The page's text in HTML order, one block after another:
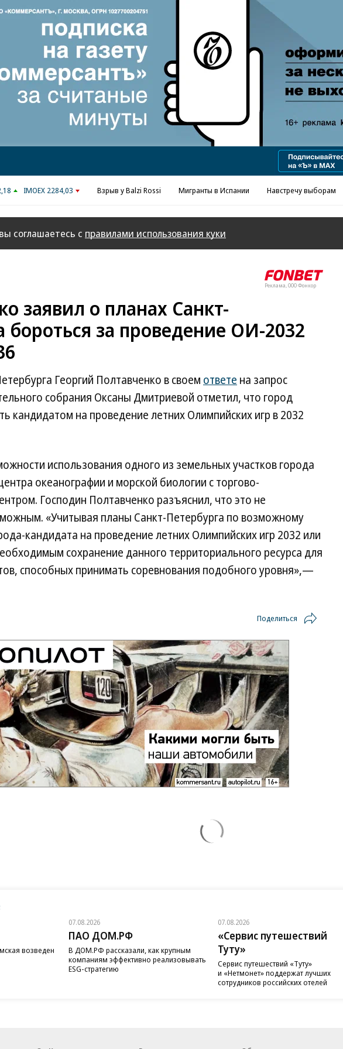
Реклама в «Ъ» www.kommersant.ru/ad
IMOEX 2284,03 Взрыв у Balzi Rossi Мигранты в Испании Навстречу выборам
соглашаетесь с правилами использования куки
Реклама, ООО Фонкор
заявил о планах Санкт-
бороться за проведение ОИ-2032
Георгий Полтавченко в своем ответе на запрос
собрания Оксаны Дмитриевой отметил, что город
кандидатом на проведение летних Олимпийских игр в 2032
использования одного из земельных участков города
океанографии и морской биологии с торгово-
Господин Полтавченко разъяснил, что это не
«Учитывая планы Санкт-Петербурга по возможному
кандидата на проведение летних Олимпийских игр 2032 или
сохранение данного территориального ресурса для
способных принимать соревнования подобного уровня»,—
Поделиться
возведен
07.08.2026
ПАО ДОМ.РФ
В ДОМ.РФ рассказали, как крупным
компаниям эффективно реализовывать
ESG-стратегию
07.08.2026
«Сервис путешествий
Туту»
Сервис путешествий «Туту»
и «Нетмонет» поддержат лучших
сотрудников российских отелей